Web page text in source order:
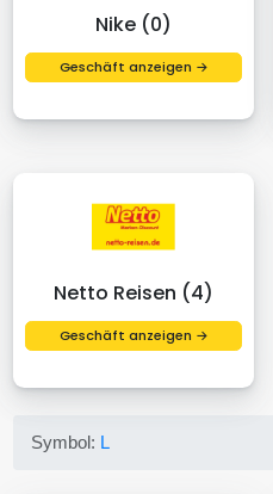
Nike (0)
Geschäft anzeigen →
Netto Reisen (4)
Geschäft anzeigen →
Symbol: L